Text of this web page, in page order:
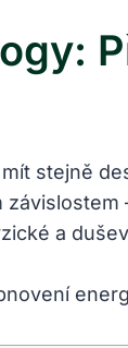
stejně
a